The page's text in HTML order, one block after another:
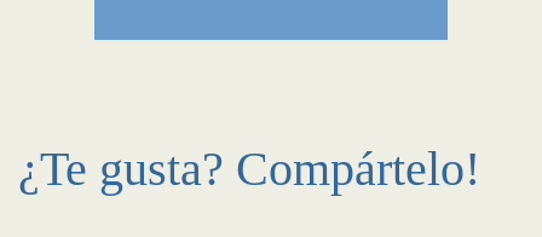
¿Te gusta? Compártelo!